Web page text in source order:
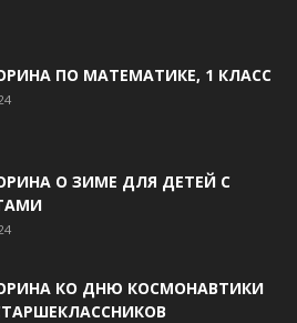
ПО МАТЕМАТИКЕ, 1 КЛАСС
О ЗИМЕ ДЛЯ ДЕТЕЙ С
КО ДНЮ КОСМОНАВТИКИ